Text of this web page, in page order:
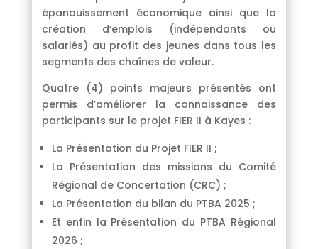
épanouissement économique ainsi que la
création d’emplois (indépendants ou
salariés) au profit des jeunes dans tous les
segments des chaînes de valeur.
Quatre (4) points majeurs présentés ont
permis d’améliorer la connaissance des
participants sur le projet FIER II à Kayes :
La Présentation du Projet FIER II ;
La Présentation des missions du Comité
Régional de Concertation (CRC) ;
La Présentation du bilan du PTBA 2025 ;
Et enfin la Présentation du PTBA Régional
2026 ;